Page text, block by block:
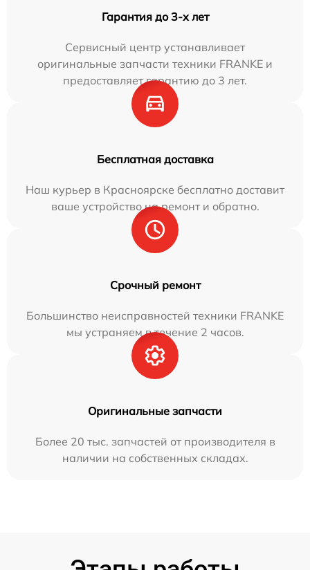
Гарантия до 3-х лет
Сервисный центр устанавливает
оригинальные запчасти техники FRANKE и
предоставляет гарантию до 3 лет.
Бесплатная доставка
Наш курьер в Красноярске бесплатно доставит
ваше устройство на ремонт и обратно.
Срочный ремонт
Большинство неисправностей техники FRANKE
мы устраняем в течение 2 часов.
Оригинальные запчасти
Более 20 тыс. запчастей от производителя в
наличии на собственных складах.